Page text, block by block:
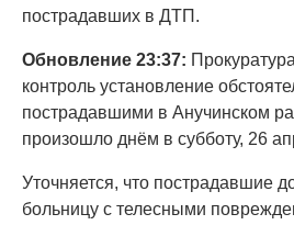
пострадавших в ДТП.
Обновление 23:37: Прокуратура
контроль установление
пострадавшими в Анучинском
произошло днём в субботу, 26
Уточняется, что пострадавшие
больницу с телесными